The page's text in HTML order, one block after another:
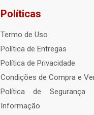
Políticas
Termo de Uso
Política de Entregas
Política de Privacidade
Condições de Compra e
Política de Segurança
Informação